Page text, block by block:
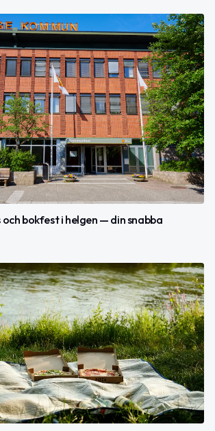
bokfest i helgen — din snabba